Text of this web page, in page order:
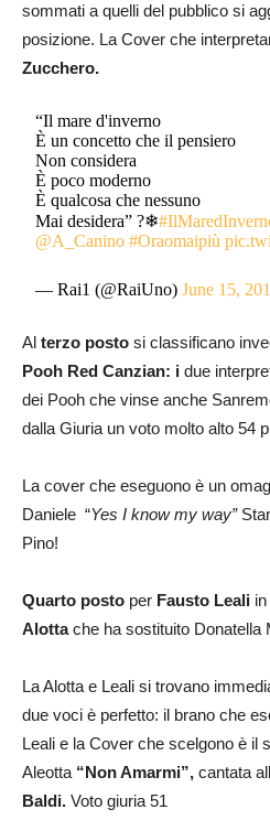
sommati a quelli del pubblico si
posizione. La Cover che
Zucchero.
“Il mare d'inverno
È un concetto che il pensiero
Non considera
È poco moderno
È qualcosa che nessuno
Mai desidera” ?❄
@A_Canino #Oraomaipiù
— Rai1 (@RaiUno)June 15,
Al terzo posto si classificano
Pooh Red Canzian: i due
dei Pooh che vinse anche
dalla Giuria un voto molto alto 54
La cover che eseguono è un
Daniele “Yes I know my way”
Pino!
Quarto posto per Fausto Leali
Alottache ha sostituito Donatella
La Alotta e Leali si trovano
due voci è perfetto: il brano che
Leali e la Cover che scelgono è il
Aleotta “Non Amarmi”, cantata
Baldi. Voto giuria 51